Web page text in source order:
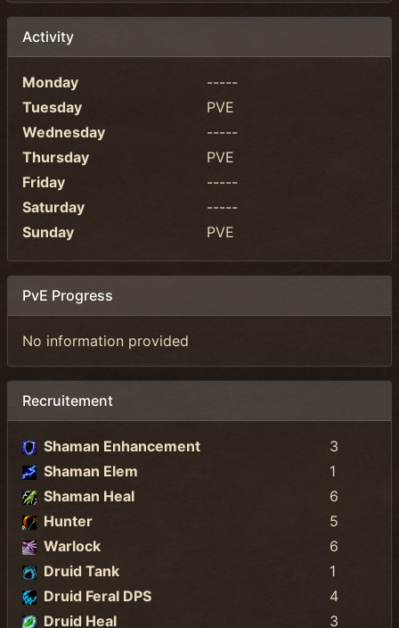
Activity
Monday
-----
Tuesday
PVE
Wednesday
-----
Thursday
PVE
Friday
-----
Saturday
-----
Sunday
PVE
PvE Progress
No information provided
Recruitement
Shaman Enhancement
3
Shaman Elem
1
Shaman Heal
6
Hunter
5
Warlock
6
Druid Tank
1
Druid Feral DPS
4
Druid Heal
3